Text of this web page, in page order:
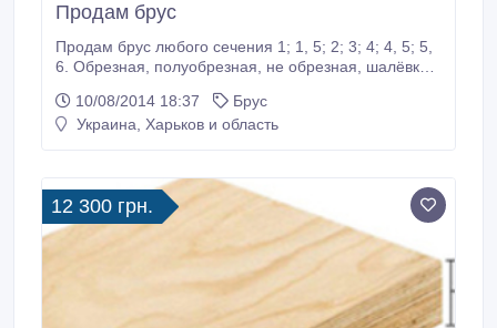
Продам брус
Продам брус любого сечения 1; 1, 5; 2; 3; 4; 4, 5; 5,
6. Обрезная, полуобрезная, не обрезная, шалёвка,
Всё на ваш выбор. По самым низким ценам.
Шалёвка: 1куб от 450 грн., брус: 1 куб от 1450 грн.
10/08/2014 18:37
Брус
Украина, Харьков и область
12 300 грн.